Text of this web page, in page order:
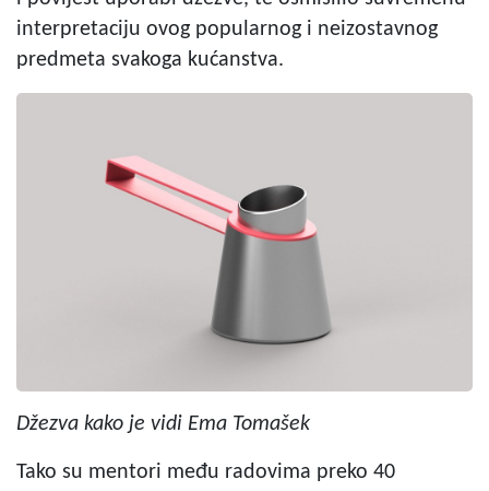
interpretaciju ovog popularnog i neizostavnog
predmeta svakoga kućanstva.
Džezva kako je vidi Ema Tomašek
Tako su mentori među radovima preko 40